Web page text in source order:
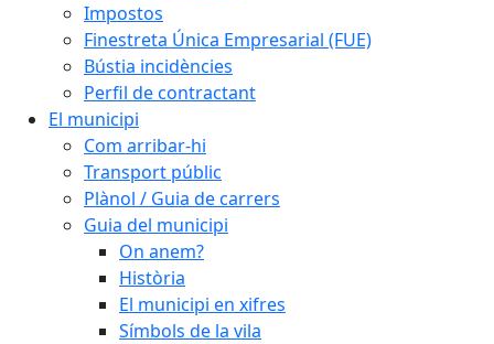
Impostos
Finestreta Única Empresarial (FUE)
Bústia incidències
Perfil de contractant
El municipi
Com arribar-hi
Transport públic
Plànol / Guia de carrers
Guia del municipi
On anem?
Història
El municipi en xifres
Símbols de la vila